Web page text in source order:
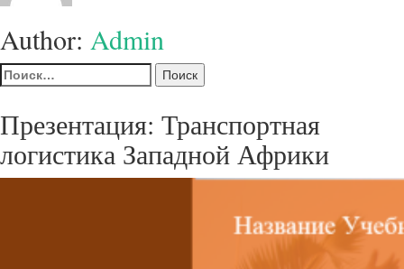
Author: Admin
Найти:
Презентация: Транспортная
логистика Западной Африки